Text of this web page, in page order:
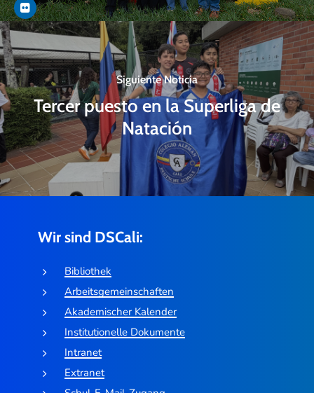
Siguiente Noticia
Tercer puesto en la Superliga de
Natación
Wir sind DSCali:
Bibliothek
Arbeitsgemeinschaften
Akademischer Kalender
Institutionelle Dokumente
Intranet
Extranet